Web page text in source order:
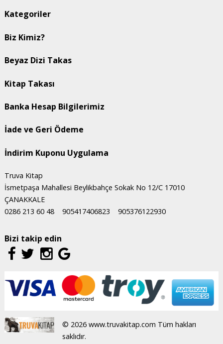
Kategoriler
Biz Kimiz?
Beyaz Dizi Takas
Kitap Takası
Banka Hesap Bilgilerimiz
İade ve Geri Ödeme
İndirim Kuponu Uygulama
Truva Kitap
İsmetpaşa Mahallesi Beylikbahçe Sokak No 12/C 17010
ÇANAKKALE
0286 213 60 48
905417406823 905376122930
Bizi takip edin
© 2026 www.truvakitap.com Tüm hakları
saklıdır.